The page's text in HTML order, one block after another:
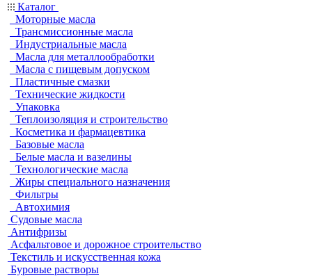
Каталог
Моторные масла
Трансмиссионные масла
Индустриальные масла
Масла для металлообработки
Масла с пищевым допуском
Пластичные смазки
Технические жидкости
Упаковка
Теплоизоляция и строительство
Косметика и фармацевтика
Базовые масла
Белые масла и вазелины
Технологические масла
Жиры специального назначения
Фильтры
Автохимия
Судовые масла
Антифризы
Асфальтовое и дорожное строительство
Текстиль и искусственная кожа
Буровые растворы